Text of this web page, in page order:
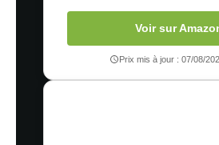
Voir sur
Prix mis à jour : 07/08/